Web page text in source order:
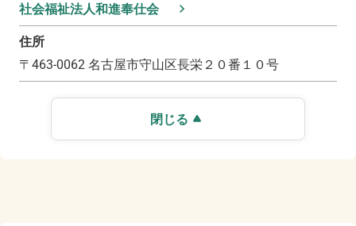
社会福祉法人和進奉仕会
住所
〒 463-0062 名古屋市守山区長栄２０番１０号
閉じる